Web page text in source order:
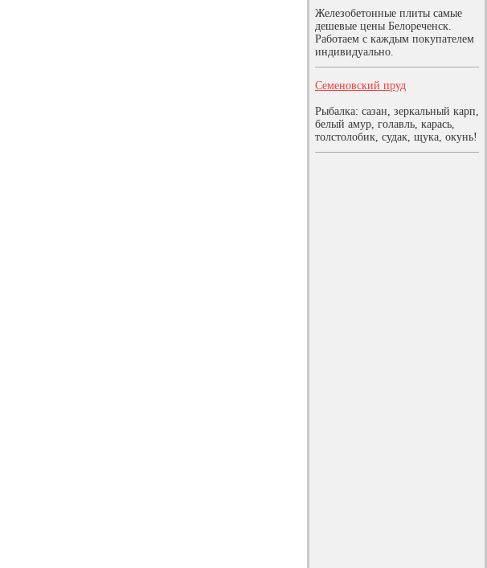
Железобетонные плиты самые
дешевые цены Белореченск.
Работаем с каждым покупателем
индивидуально.
Семеновский пруд
Рыбалка: сазан, зеркальный карп,
белый амур, голавль, карась,
толстолобик, судак, щука, окунь!